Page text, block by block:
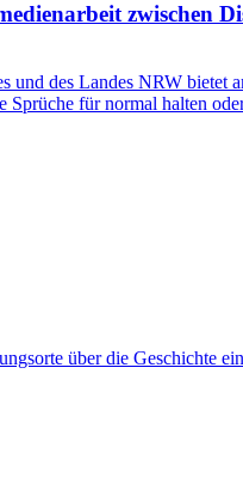
zwischen
des Landes NRW
Sprüche für normal halten
über die